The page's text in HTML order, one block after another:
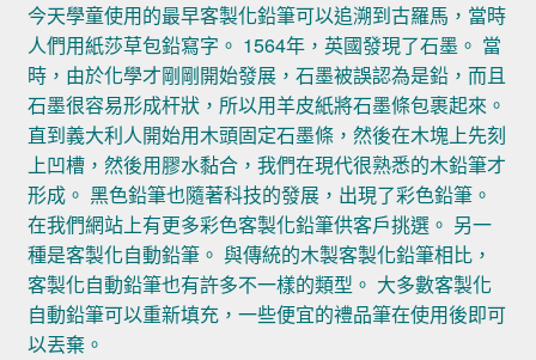
今天學童使用的最早客製化鉛筆可以追溯到古羅馬，當時
人們用紙莎草包鉛寫字。 1564年，英國發現了石墨。 當
時，由於化學才剛剛開始發展，石墨被誤認為是鉛，而且
石墨很容易形成杆狀，所以用羊皮紙將石墨條包裹起來。
直到義大利人開始用木頭固定石墨條，然後在木塊上先刻
上凹槽，然後用膠水黏合，我們在現代很熟悉的木鉛筆才
形成。 黑色鉛筆也隨著科技的發展，出現了彩色鉛筆。
在我們網站上有更多彩色客製化鉛筆供客戶挑選。 另一
種是客製化自動鉛筆。 與傳統的木製客製化鉛筆相比，
客製化自動鉛筆也有許多不一樣的類型。 大多數客製化
自動鉛筆可以重新填充，一些便宜的禮品筆在使用後即可
以丟棄。